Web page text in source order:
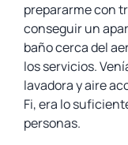
prepararme con
conseguir un
baño cerca del
los servicios.
lavadora y aire
Fi, era lo
personas.